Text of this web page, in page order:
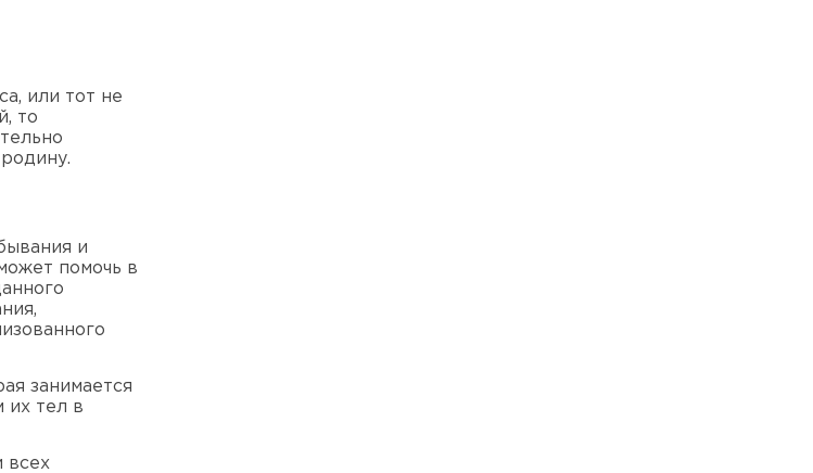
или тот не
то
и
помочь в
занимается
их тел в
всех